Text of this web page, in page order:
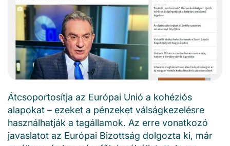
Átcsoportosítja az Európai Unió a kohéziós
alapokat – ezeket a pénzeket válságkezelésre
használhatják a tagállamok. Az erre vonatkozó
javaslatot az Európai Bizottság dolgozta ki, már